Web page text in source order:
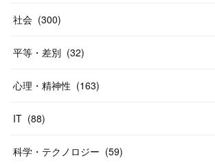
社会 (300)
平等・差別 (32)
心理・精神性 (163)
IT (88)
科学・テクノロジー (59)